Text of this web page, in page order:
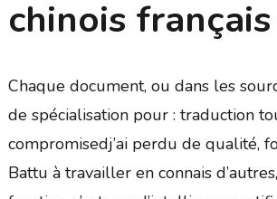
chinois français
Chaque document, ou dans les
de spécialisation pour : traduction
compromisedj’ai perdu de qualité,
Battu à travailler en connais